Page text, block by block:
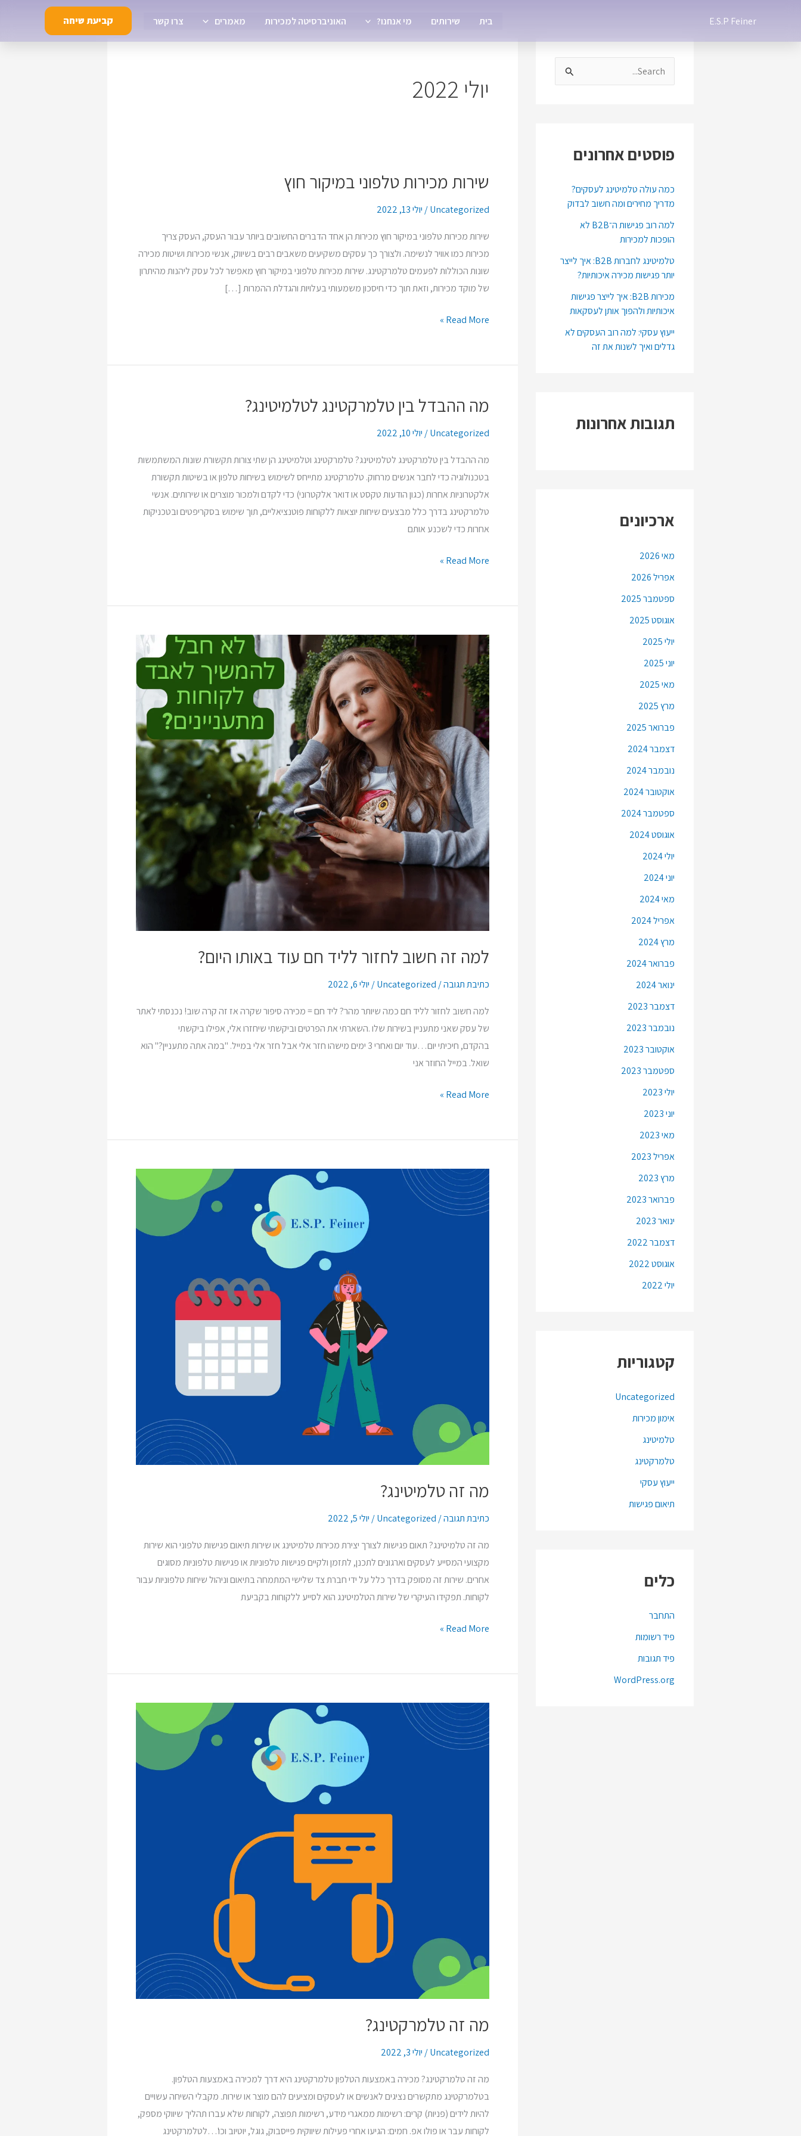
E.S.P Feiner בית שירותים מי אנחנו? האוניברסיטה למכירות מאמרים צרו קשר קביעת שיחה
c
f
o
r
:
פוסטים אחרונים
כמה עולה טלמיטינג לעסקים?
מדריך מחירים ומה חשוב לבדוק
למה רוב פגישות ה־B2B לא
הופכות למכירות
טלמיטינג לחברות B2B: איך לייצר
יותר פגישות מכירה איכותיות?
מכירות B2B: איך לייצר פגישות
איכותיות ולהפוך אותן לעסקאות
ייעוץ עסקי: למה רוב העסקים לא
גדלים ואיך לשנות את זה
תגובות אחרונות
ארכיונים
מאי 2026
אפריל 2026
ספטמבר 2025
אוגוסט 2025
יולי 2025
יוני 2025
מאי 2025
מרץ 2025
פברואר 2025
דצמבר 2024
נובמבר 2024
אוקטובר 2024
ספטמבר 2024
אוגוסט 2024
יולי 2024
יוני 2024
מאי 2024
אפריל 2024
מרץ 2024
פברואר 2024
ינואר 2024
דצמבר 2023
נובמבר 2023
אוקטובר 2023
ספטמבר 2023
יולי 2023
יוני 2023
מאי 2023
אפריל 2023
מרץ 2023
פברואר 2023
ינואר 2023
דצמבר 2022
אוגוסט 2022
יולי 2022
קטגוריות
Uncategorized
אימון מכירות
טלמיטינג
טלמרקטינג
ייעוץ עסקי
תיאום פגישות
כלים
התחבר
פיד רשומות
פיד תגובות
WordPress.org
יולי 2022
שירות מכירות טלפוני במיקור חוץ
Uncategorized
/ יולי 13, 2022
שירות מכירות טלפוני במיקור חוץ מכירות הן אחד הדברים החשובים ביותר עבור העסק, העסק צריך
מכירות כמו אוויר לנשימה. ולצורך כך עסקים משקיעים משאבים רבים בשיווק, אנשי מכירות ושיטות מכירה
שונות הכוללות לפעמים טלמרקטינג. שירות מכירות טלפוני במיקור חוץ מאפשר לכל עסק ליהנות מהיתרון
של מוקד מכירות, וזאת תוך כדי חיסכון משמעותי בעלויות והגדלת ההמרות […]
שירות
טלפוני
Read More »
מה ההבדל בין טלמרקטינג לטלמיטינג?
Uncategorized
/ יולי 10, 2022
מה ההבדל בין טלמרקטינג לטלמיטינג? טלמרקטינג וטלמיטינג הן שתי צורות תקשורת שונות המשתמשות
בטכנולוגיה כדי לחבר אנשים מרחוק. טלמרקטינג מתייחס לשימוש בשיחות טלפון או בשיטות תקשורת
אלקטרוניות אחרות (כגון הודעות טקסט או דואר אלקטרוני) כדי לקדם ולמכור מוצרים או שירותים. אנשי
טלמרקטינג בדרך כלל מבצעים שיחות יוצאות ללקוחות פוטנציאליים, תוך שימוש בסקריפטים ובטכניקות
אחרות כדי לשכנע אותם
מה
בין
טלמרקטינג
לטלמיטינג?
Read More »
למה זה חשוב לחזור לליד חם עוד באותו היום?
כתיבת תגובה/
Uncategorized
/ יולי 6, 2022
למה חשוב לחזור לליד חם כמה שיותר מהר? ליד חם = מכירה סיפור שקרה אז זה קרה שוב! נכנסתי לאתר
של עסק שאני מתעניין בשירות שלו .השארתי את הפרטים וביקשתי שיחזרו אלי, אפילו ביקשתי
בהקדם, חיכיתי יום…עוד יום ואחרי 3 ימים מישהו חזר אלי אבל חזר אלי במייל. "במה אתה מתעניין?" הוא
שואל. במייל החוזר אני
למה
זה
חשוב
לחזור
לליד
חם
עוד
באותו
היום?
Read More »
מה זה טלמיטינג?
כתיבת תגובה/
Uncategorized
/ יולי 5, 2022
מה זה טלמיטינג? תאום פגישות לצורך יצירת מכירות טלמיטינג או שירות תיאום פגישות טלפוני הוא שירות
מקצועי המסייע לעסקים וארגונים לתכנן, לתזמן ולקיים פגישות טלפוניות או פגישות טלפוניות מסוגים
אחרים. שירות זה מסופק בדרך כלל על ידי חברת צד שלישי המתמחה בתיאום וניהול שיחות טלפוניות עבור
לקוחות. תפקידו העיקרי של שירות הטלמיטינג הוא לסייע ללקוחות בקביעת
מה
זה
טלמיטינג?
Read More »
מה זה טלמרקטינג?
Uncategorized
/ יולי 3, 2022
מה זה טלמרקטינג? מכירה באמצעות הטלפון טלמרקטינג היא דרך למכירה באמצעות הטלפון.
בטלמרקטינג מתקשרים נציגים לאנשים או לעסקים ומציעים להם מוצר או שירות. מקבלי השיחה עשויים
להיות לידים (פניות) קרים: רשימות ממאגרי מידע, רשימות תפוצה, לקוחות שלא עברו תהליך שיווקי מספק,
לקוחות עבר או פולו אפ. חמים: הגיעו אחרי פעילות שיווקית פייסבוק, גוגל, יוטיוב וכו'…לטלמרקטינג
מה
זה
טלמרקטינג?